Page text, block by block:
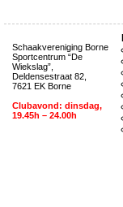
Schaakvereniging Borne
Sportcentrum “De
Wiekslag”,
Deldensestraat 82,
7621 EK Borne
Clubavond: dinsdag,
19.45h – 24.00h